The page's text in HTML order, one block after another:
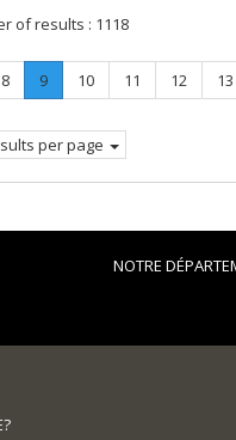
of results : 1118
Page
8 Page
9.
Current
Page
10 Page
11 Page
12 13
per page
NOTRE